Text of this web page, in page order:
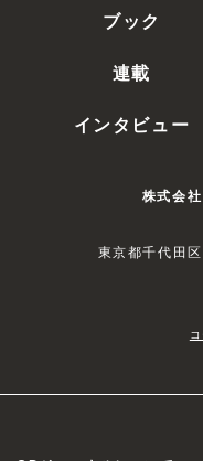
ブック
連載
インタビュー
株式会
東京都千代田